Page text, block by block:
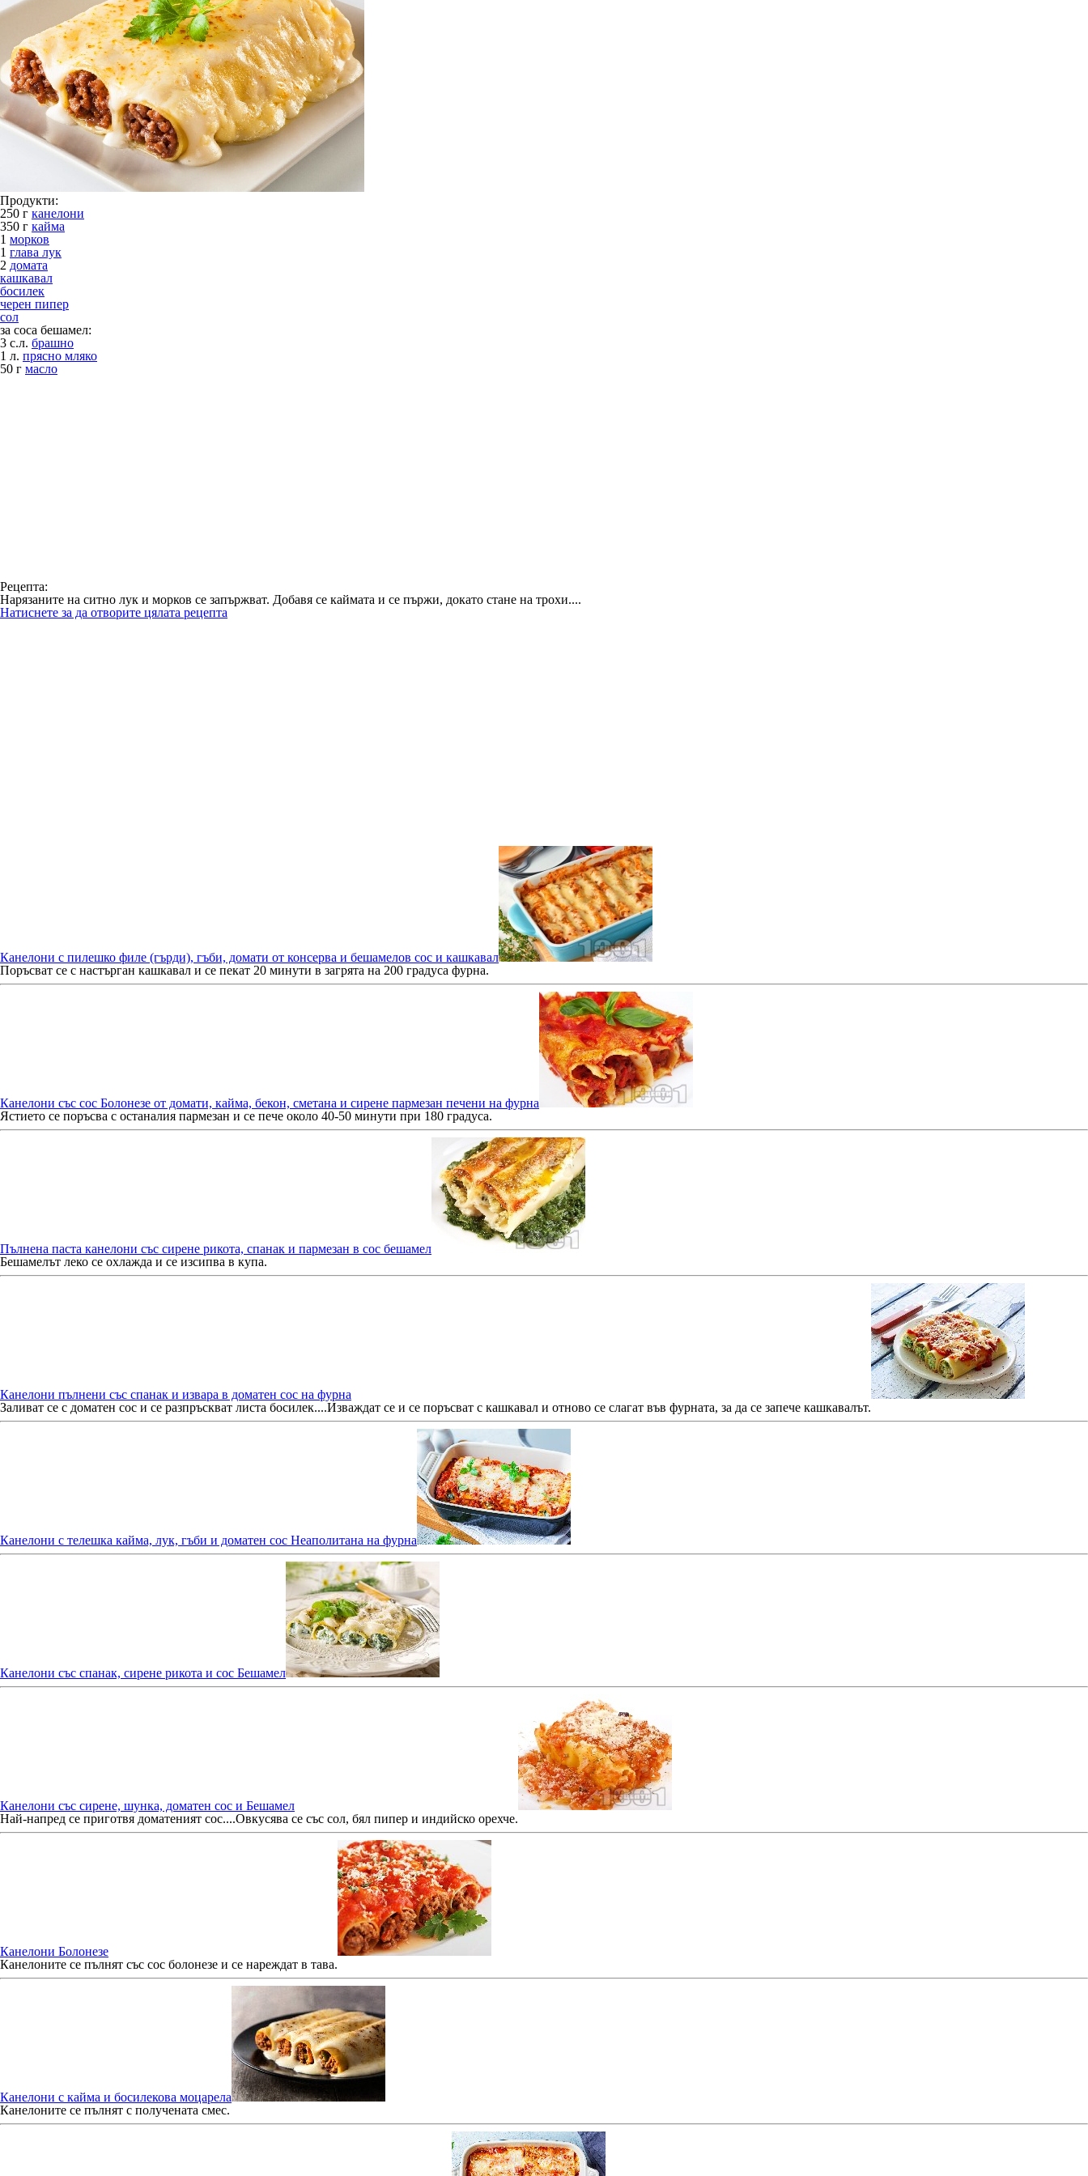
Продукти:
250 г канелони
350 г кайма
1 морков
1 глава лук
2 домата
кашкавал
босилек
черен пипер
сол
за соса бешамел:
3 с.л. брашно
1 л. прясно мляко
50 г масло
Рецепта:
Нарязаните на ситно лук и морков се запържват. Добавя се каймата и се пържи, докато стане на трохи....
Натиснете за да отворите цялата рецепта
Канелони с пилешко филе (гърди), гъби, домати от консерва и бешамелов сос и кашкавал
Поръсват се с настърган кашкавал и се пекат 20 минути в загрята на 200 градуса фурна.
Канелони със сос Болонезе от домати, кайма, бекон, сметана и сирене пармезан печени на фурна
Ястието се поръсва с останалия пармезан и се пече около 40-50 минути при 180 градуса.
Пълнена паста канелони със сирене рикота, спанак и пармезан в сос бешамел
Бешамелът леко се охлажда и се изсипва в купа.
Канелони пълнени със спанак и извара в доматен сос на фурна
Заливат се с доматен сос и се разпръскват листа босилек....Изваждат се и се поръсват с кашкавал и отново се слагат във фурната, за да се запече кашкавалът.
Канелони с телешка кайма, лук, гъби и доматен сос Неаполитана на фурна
Канелони със спанак, сирене рикота и сос Бешамел
Канелони със сирене, шунка, доматен сос и Бешамел
Най-напред се приготвя доматеният сос....Овкусява се със сол, бял пипер и индийско орехче.
Канелони Болонезе
Канелоните се пълнят със сос болонезе и се нареждат в тава.
Канелони с кайма и босилекова моцарела
Канелоните се пълнят с получената смес.